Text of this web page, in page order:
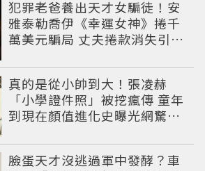
犯罪老爸養出天才女騙徒！安
雅泰勒喬伊《幸運女神》捲千
萬美元騙局 丈夫捲款消失引爆
真的是從小帥到大！張凌赫
「小學證件照」被挖瘋傳 童年
到現在顏值進化史曝光網驚：
臉蛋天才沒逃過軍中發酵？車